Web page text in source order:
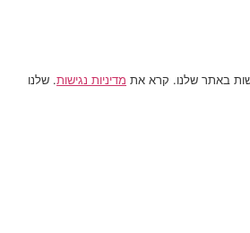
באתר שלנו. קרא את מדיניות נגישות. שלנו